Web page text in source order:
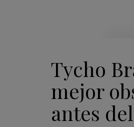
Tycho
mejor
antes